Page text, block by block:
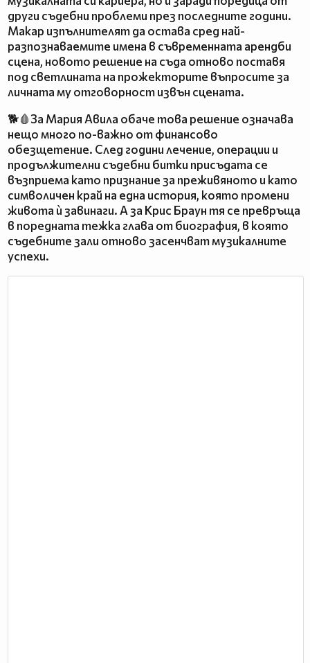
други съдебни проблеми през последните години.
Макар изпълнителят да остава сред най-
разпознаваемите имена в съвременната арендби
сцена, новото решение на съда отново поставя
под светлината на прожекторите въпросите за
личната му отговорност извън сцената.
🐕🩸За Мария Авила обаче това решение означава
нещо много по-важно от финансово
обезщетение. След години лечение, операции и
продължителни съдебни битки присъдата се
възприема като признание за преживяното и като
символичен край на една история, която промени
живота ѝ завинаги. А за Крис Браун тя се превръща
в поредната тежка глава от биография, в която
съдебните зали отново засенчват музикалните
успехи.